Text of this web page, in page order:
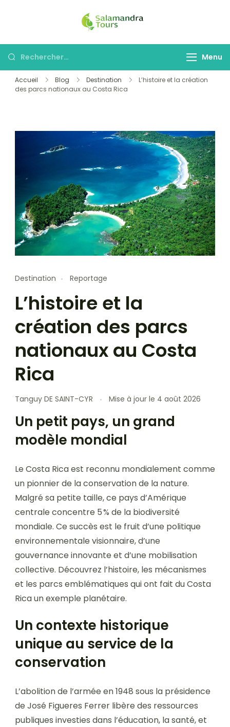
Tours
découvrir le Costa
Rechercher : Menu
Accueil Blog Destination
L’histoire et la création
des parcs nationaux au Costa Rica
Destination Reportage
L’histoire et la
création des parcs
nationaux au Costa
Rica
Tanguy DE SAINT-CYR Mise à jour le 4 août 2026
Un petit pays, un grand
modèle mondial
Le Costa Rica est reconnu mondialement comme
un pionnier de la conservation de la nature.
Malgré sa petite taille, ce pays d’Amérique
centrale concentre 5 % de la biodiversité
mondiale. Ce succès est le fruit d’une politique
environnementale visionnaire, d’une
gouvernance innovante et d’une mobilisation
collective. Découvrez l’histoire, les mécanismes
et les parcs emblématiques qui ont fait du Costa
Rica un exemple planétaire.
Un contexte historique
unique au service de la
conservation
L’abolition de l’armée en 1948 sous la présidence
de José Figueres Ferrer libère des ressources
publiques investies dans l’éducation, la santé, et